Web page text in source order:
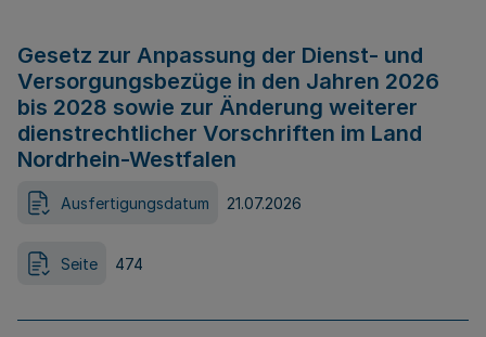
Gesetz zur Anpassung der Dienst- und
Versorgungsbezüge in den Jahren 2026
bis 2028 sowie zur Änderung weiterer
dienstrechtlicher Vorschriften im Land
Nordrhein-Westfalen
Ausfertigungsdatum 21.07.2026
Seite 474